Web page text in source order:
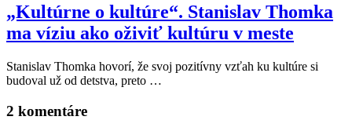
„Kultúrne o kultúre“. Stanislav Thomka
ma víziu ako oživiť kultúru v meste
Stanislav Thomka hovorí, že svoj pozitívny vzťah ku kultúre si
budoval už od detstva, preto …
2 komentáre